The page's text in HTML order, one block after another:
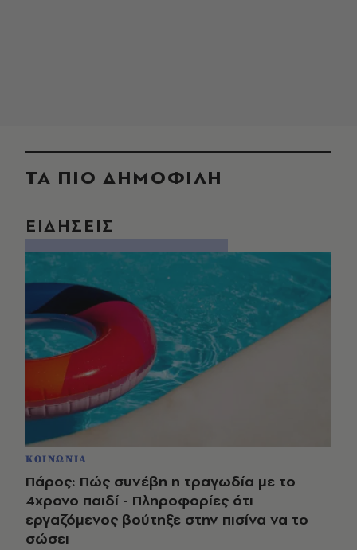
ΤΑ ΠΙΟ ΔΗΜΟΦΙΛΗ
ΕΙΔΗΣΕΙΣ
ΚΟΙΝΩΝΙΑ
Πάρος: Πώς συνέβη η τραγωδία με το
4χρονο παιδί - Πληροφορίες ότι
εργαζόμενος βούτηξε στην πισίνα να το
σώσει